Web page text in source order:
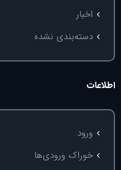
اخبار
دسته‌بندی نشده
اطلاعات
ورود
خوراک ورودی‌ها